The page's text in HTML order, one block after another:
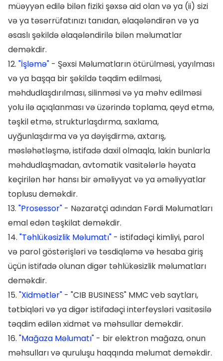
müəyyən edilə bilən fiziki şəxsə aid olan və ya (ii) sizi
və ya təsərrüfatınızı tanıdan, əlaqələndirən və ya
əsaslı şəkildə əlaqələndirilə bilən məlumatlar
deməkdir.
12. "İşləmə" - Şəxsi Məlumatların ötürülməsi, yayılması
və ya başqa bir şəkildə təqdim edilməsi,
məhdudlaşdırılması, silinməsi və ya məhv edilməsi
yolu ilə açıqlanması və üzərində toplama, qeyd etmə,
təşkil etmə, strukturlaşdırma, saxlama,
uyğunlaşdırma və ya dəyişdirmə, axtarış,
məsləhətləşmə, istifadə daxil olmaqla, lakin bunlarla
məhdudlaşmadan, avtomatik vasitələrlə həyata
keçirilən hər hansı bir əməliyyat və ya əməliyyatlar
toplusu deməkdir.
13. "Prosessor" - Nəzarətçi adından Fərdi Məlumatları
emal edən təşkilat deməkdir.
14. "Təhlükəsizlik Məlumatı" - istifadəçi kimliyi, parol
və parol göstərişləri və təsdiqləmə və hesaba giriş
üçün istifadə olunan digər təhlükəsizlik məlumatları
deməkdir.
15. "Xidmətlər" - "CIB BUSINESS" MMC veb saytları,
tətbiqləri və ya digər istifadəçi interfeysləri vasitəsilə
təqdim edilən xidmət və məhsullar deməkdir.
16. "Mağaza Məlumatı" - bir elektron mağaza, onun
məhsulları və quruluşu haqqında məlumat deməkdir.